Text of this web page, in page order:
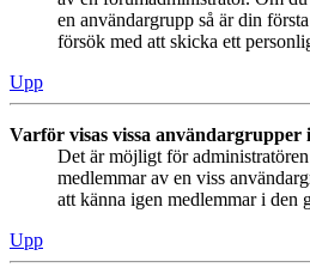
en användargrupp så är din
försök med att skicka ett
Upp
Varför visas vissa användargrupper
Det är möjligt för
medlemmar av en viss
att känna igen medlemmar i den
Upp